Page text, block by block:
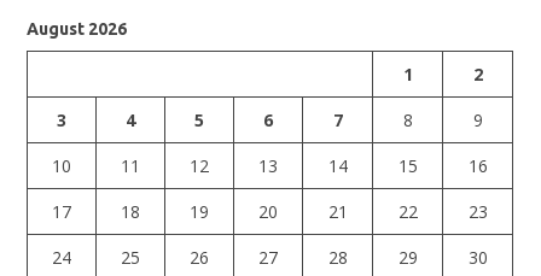
August 2026
1
2
3
4 5 6 7 8
9
10
11 12 13 14 15
16
17
18 19 20 21 22
23
24
25 26 27 28 29
30